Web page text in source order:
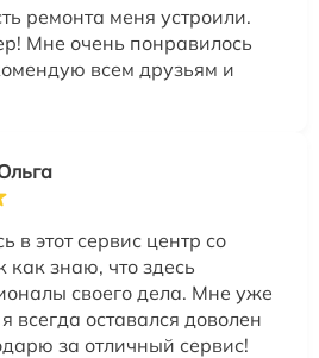
ремонта меня устроили.
Мне очень понравилось
всем друзьям и
в этот сервис центр со
как знаю, что здесь
своего дела. Мне уже
всегда оставался доволен
за отличный сервис!